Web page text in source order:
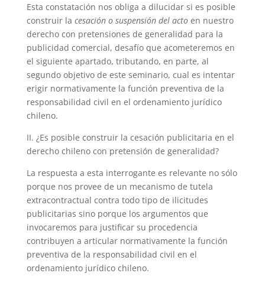
Esta constatación nos obliga a dilucidar si es posible
construir la cesación o suspensión del actoen nuestro
derecho con pretensiones de generalidad para la
publicidad comercial, desafío que acometeremos en
el siguiente apartado, tributando, en parte, al
segundo objetivo de este seminario, cual es intentar
erigir normativamente la función preventiva de la
responsabilidad civil en el ordenamiento jurídico
chileno.
II. ¿Es posible construir la cesación publicitaria en el
derecho chileno con pretensión de generalidad?
La respuesta a esta interrogante es relevante no sólo
porque nos provee de un mecanismo de tutela
extracontractual contra todo tipo de ilicitudes
publicitarias sino porque los argumentos que
invocaremos para justificar su procedencia
contribuyen a articular normativamente la función
preventiva de la responsabilidad civil en el
ordenamiento jurídico chileno.